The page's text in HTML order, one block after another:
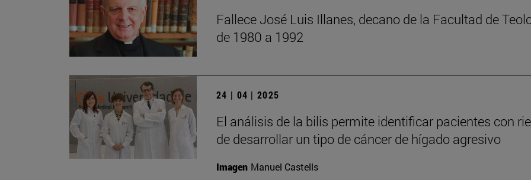
Fallece José Luis Illanes, decano de la Facultad de
de 1980 a 1992
24 | 04 | 2025
El análisis de la bilis permite identificar pacientes con
de desarrollar un tipo de cáncer de hígado agresivo
Imagen Manuel Castells